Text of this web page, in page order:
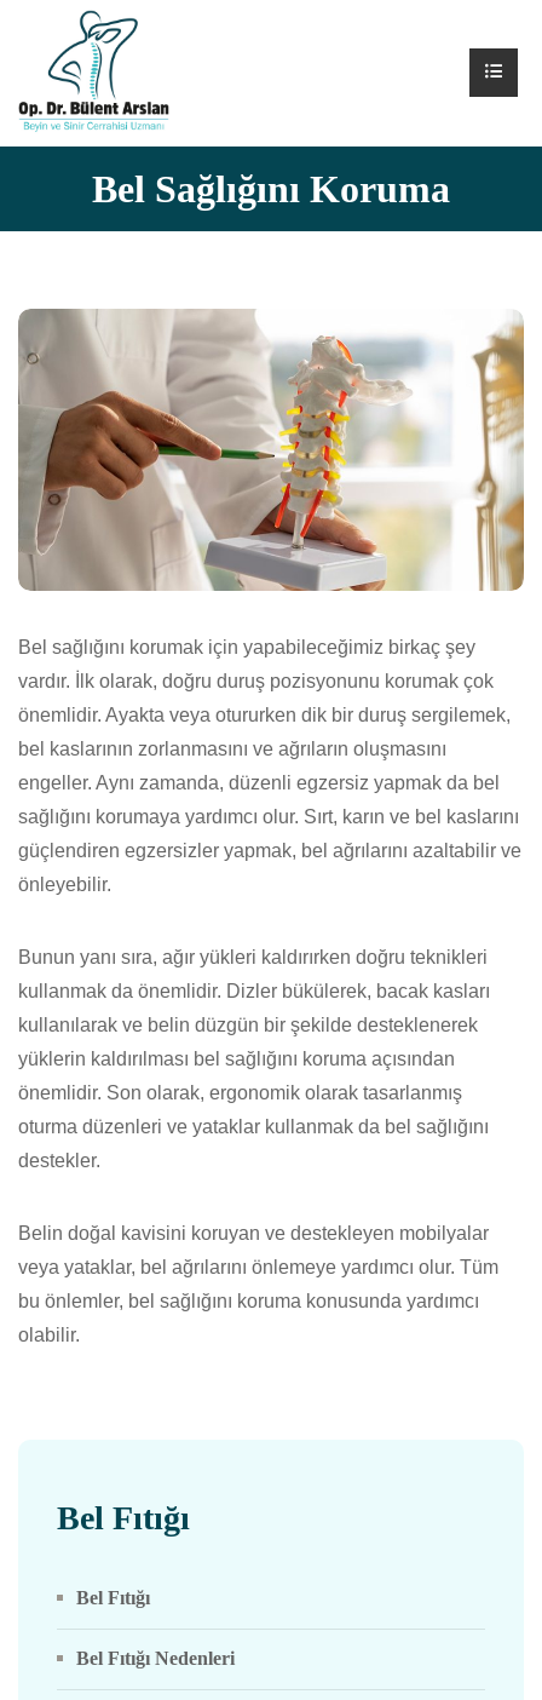
Bel Sağlığını Koruma
Bel sağlığını korumak için yapabileceğimiz birkaç şey
vardır. İlk olarak, doğru duruş pozisyonunu korumak çok
önemlidir. Ayakta veya otururken dik bir duruş sergilemek,
bel kaslarının zorlanmasını ve ağrıların oluşmasını
engeller. Aynı zamanda, düzenli egzersiz yapmak da bel
sağlığını korumaya yardımcı olur. Sırt, karın ve bel kaslarını
güçlendiren egzersizler yapmak, bel ağrılarını azaltabilir ve
önleyebilir.
Bunun yanı sıra, ağır yükleri kaldırırken doğru teknikleri
kullanmak da önemlidir. Dizler bükülerek, bacak kasları
kullanılarak ve belin düzgün bir şekilde desteklenerek
yüklerin kaldırılması bel sağlığını koruma açısından
önemlidir. Son olarak, ergonomik olarak tasarlanmış
oturma düzenleri ve yataklar kullanmak da bel sağlığını
destekler.
Belin doğal kavisini koruyan ve destekleyen mobilyalar
veya yataklar, bel ağrılarını önlemeye yardımcı olur. Tüm
bu önlemler, bel sağlığını koruma konusunda yardımcı
olabilir.
Bel Fıtığı
Bel Fıtığı
Bel Fıtığı Nedenleri